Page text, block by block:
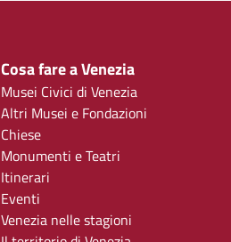
Cosa fare a Venezia
Musei Civici di Venezia
Altri Musei e Fondazioni
Chiese
Monumenti e Teatri
Itinerari
Eventi
Venezia nelle stagioni